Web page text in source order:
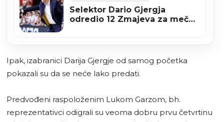
Selektor Dario Gjergja
odredio 12 Zmajeva za meč
Ipak, izabranici Darija Gjergje od samog početka
pokazali su da se neće lako predati.
Predvođeni raspoloženim Lukom Garzom, bh.
reprezentativci odigrali su veoma dobru prvu četvrtinu